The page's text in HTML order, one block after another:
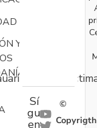
Y
Sí
gu
en
©
Copyrigth